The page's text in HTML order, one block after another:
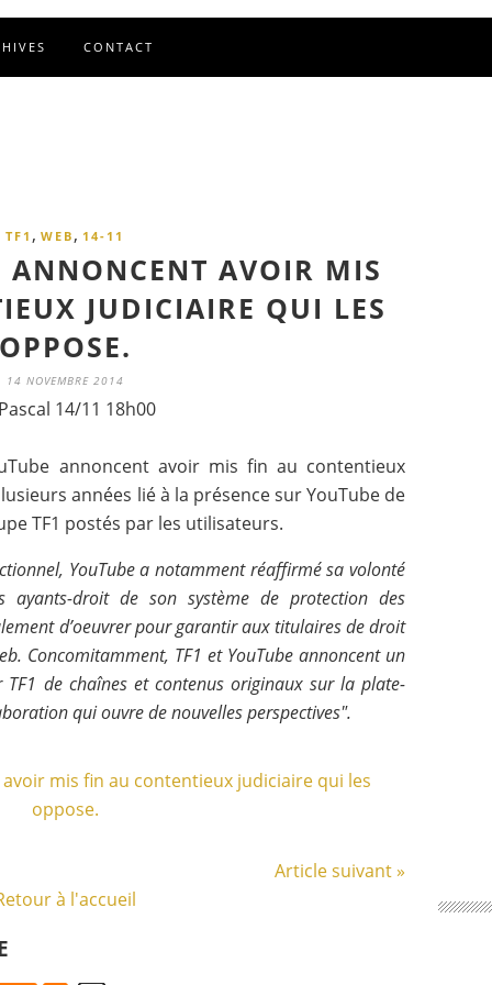
CONTACT
TF1 , WEB , 14-11
ANNONCENT AVOIR MIS
JUDICIAIRE QUI LES
14 NOVEMBRE 2014
14/11 18h00
annoncent avoir mis fin au contentieux
années lié à la présence sur YouTube de
TF1 postés par les utilisateurs.
YouTube a notamment réaffirmé sa volonté
ayants-droit de son système de protection des
d’oeuvrer pour garantir aux titulaires de droit
Concomitamment, TF1 et YouTube annoncent un
de chaînes et contenus originaux sur la plate-
qui ouvre de nouvelles perspectives".
Article suivant »
à l'accueil